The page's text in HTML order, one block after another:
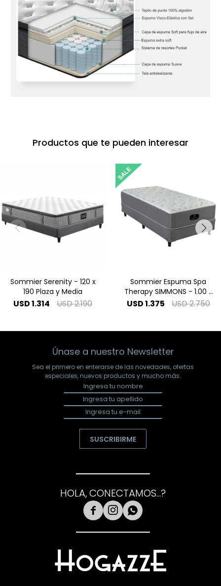
Productos que te pueden interesar
Sommier Serenity - 120 x
190 Plaza y Media
USD1.314 USD2.190
Sommier Espuma Spa
Therapy SIMMONS - 1.00 x
2.00 1 Plaza Especial
USD1.375 USD2.750
Únase a nuestro Newsletter
Sea el primero en enterarse de las novedades, ofertas
especiales, nuevos productos y mucho más.
SUSCRIBIRME
HOLA, CONECTAMOS...?
  